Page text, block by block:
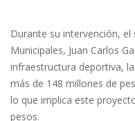
Durante su intervención, el
Municipales, Juan Carlos
infraestructura deportiva,
más de 148 millones de
lo que implica este
pesos.